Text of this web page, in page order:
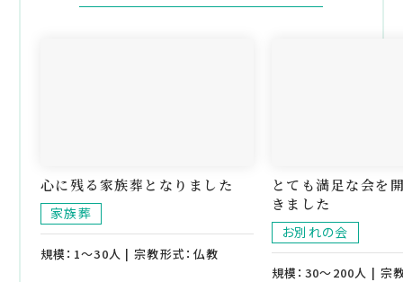
心に残る家族葬となりました
家族葬
規模：1～30人 | 宗教形式：仏教
とても満足な会を
きました
お別れの会
規模：30～200人 | 宗